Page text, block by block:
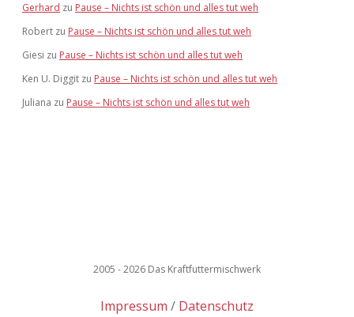
Gerhard zu Pause – Nichts ist schön und alles tut weh
Robert zu Pause – Nichts ist schön und alles tut weh
Giesi zu Pause – Nichts ist schön und alles tut weh
Ken U. Diggit zu Pause – Nichts ist schön und alles tut weh
Juliana zu Pause – Nichts ist schön und alles tut weh
2005 - 2026 Das Kraftfuttermischwerk
Impressum Datenschutz